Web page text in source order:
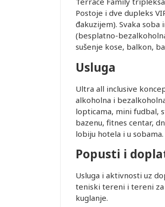
Postoje i dve dupleks
đakuzijem). Svaka
(besplatno-
sušenje kose, balkon,
Usluga
Ultra all inclusive
alkoholna i
lopticama, mini fudbal,
bazenu, fitnes centar,
lobiju hotela i u
Popusti i
Usluga i aktivnosti uz
teniski tereni i tereni
kuglanje.